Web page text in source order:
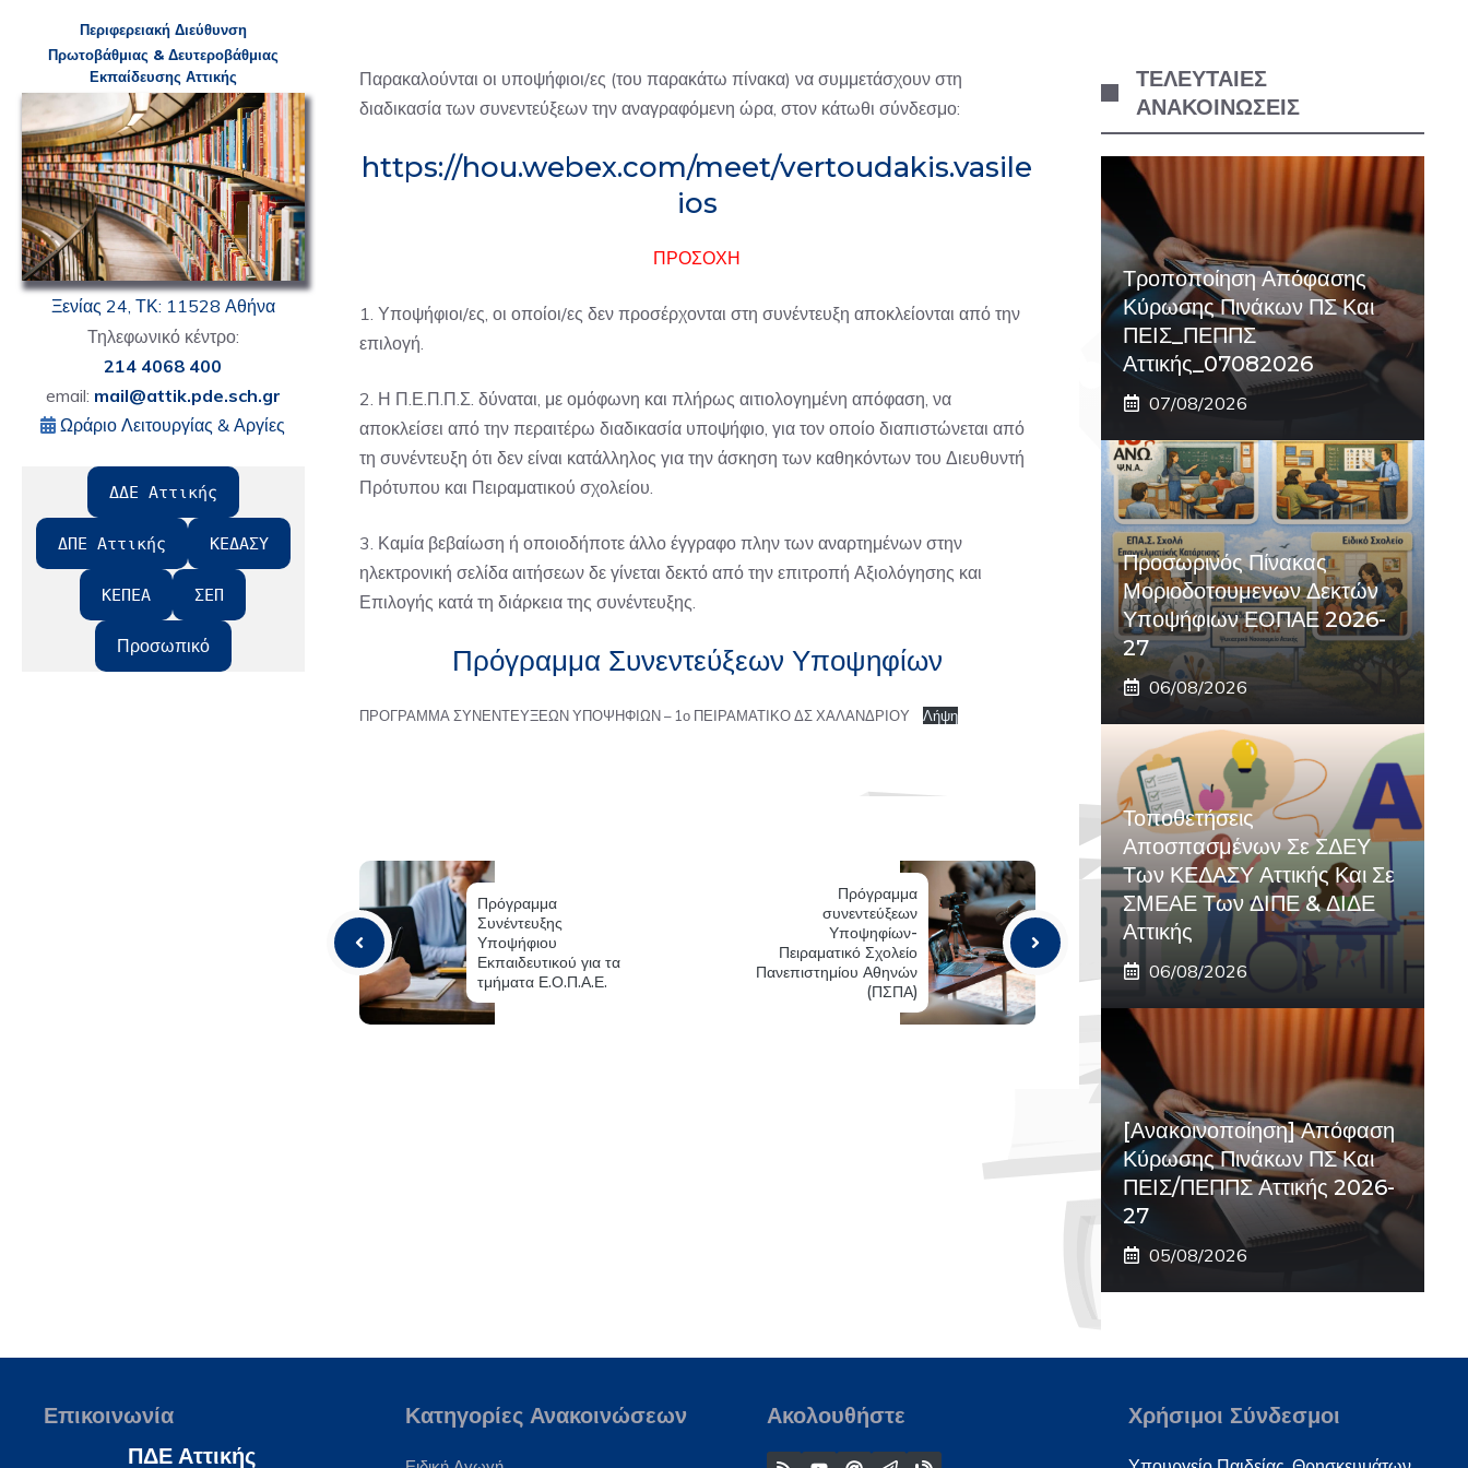
Παρακαλούνται οι υποψήφιοι/ες (του παρακάτω πίνακα) να συμμετάσχουν στη
διαδικασία των συνεντεύξεων την αναγραφόμενη ώρα, στον κάτωθι σύνδεσμο:
https://hou.webex.com/meet/vertoudakis.vasile
ios
ΠΡΟΣΟΧΗ
1. Υποψήφιοι/ες, οι οποίοι/ες δεν προσέρχονται στη συνέντευξη αποκλείονται από την
επιλογή.
2. Η Π.Ε.Π.Π.Σ. δύναται, με ομόφωνη και πλήρως αιτιολογημένη απόφαση, να
αποκλείσει από την περαιτέρω διαδικασία υποψήφιο, για τον οποίο διαπιστώνεται από
τη συνέντευξη ότι δεν είναι κατάλληλος για την άσκηση των καθηκόντων του Διευθυντή
Πρότυπου και Πειραματικού σχολείου.
3. Καμία βεβαίωση ή οποιοδήποτε άλλο έγγραφο πλην των αναρτημένων στην
ηλεκτρονική σελίδα αιτήσεων δε γίνεται δεκτό από την επιτροπή Αξιολόγησης και
Επιλογής κατά τη διάρκεια της συνέντευξης.
Πρόγραμμα Συνεντεύξεων Υποψηφίων
ΠΡΟΓΡΑΜΜΑ ΣΥΝΕΝΤΕΥΞΕΩΝ ΥΠΟΨΗΦΙΩΝ – 1ο ΠΕΙΡΑΜΑΤΙΚΟ ΔΣ ΧΑΛΑΝΔΡΙΟΥ Λήψη
Πρόγραμμα
Συνέντευξης
Υποψήφιου
Εκπαιδευτικού για τα
τμήματα Ε.Ο.Π.Α.Ε.
Πρόγραμμα
συνεντεύξεων
Υποψηφίων-
Πειραματικό Σχολείο
Πανεπιστημίου Αθηνών
(ΠΣΠΑ)
Περιφερειακή Διεύθυνση
Πρωτοβάθμιας & Δευτεροβάθμιας
Εκπαίδευσης Αττικής
Ξενίας 24, ΤΚ: 11528 Αθήνα
Τηλεφωνικό κέντρο:
214 4068 400
email: mail@attik.pde.sch.gr
Ωράριο Λειτουργίας & Αργίες
ΔΔΕ Αττικής
ΔΠΕ Αττικής ΚΕΔΑΣΥ
ΚΕΠΕΑ ΣΕΠ
Προσωπικό
ΤΕΛΕΥΤΑΙΕΣ
ΑΝΑΚΟΙΝΩΣΕΙΣ
Τροποποίηση Απόφασης
Κύρωσης Πινάκων ΠΣ Και
ΠΕΙΣ_ΠΕΠΠΣ
Αττικής_07082026
07/08/2026
Προσωρινός Πίνακας
Μοριοδοτουμενων Δεκτών
Υποψήφιων ΕΟΠΑΕ 2026-
27
06/08/2026
Τοποθετήσεις
Αποσπασμένων Σε ΣΔΕΥ
Των ΚΕΔΑΣΥ Αττικής Και Σε
ΣΜΕΑΕ Των ΔΙΠΕ & ΔΙΔΕ
Αττικής
06/08/2026
[Ανακοινοποίηση] Απόφαση
Κύρωσης Πινάκων ΠΣ Και
ΠΕΙΣ/ΠΕΠΠΣ Αττικής 2026-
27
05/08/2026
Επικοινωνία
ΠΔΕ Αττικής
Κατηγορίες Ανακοινώσεων Ακολουθήστε Χρήσιμοι Σύνδεσμοι